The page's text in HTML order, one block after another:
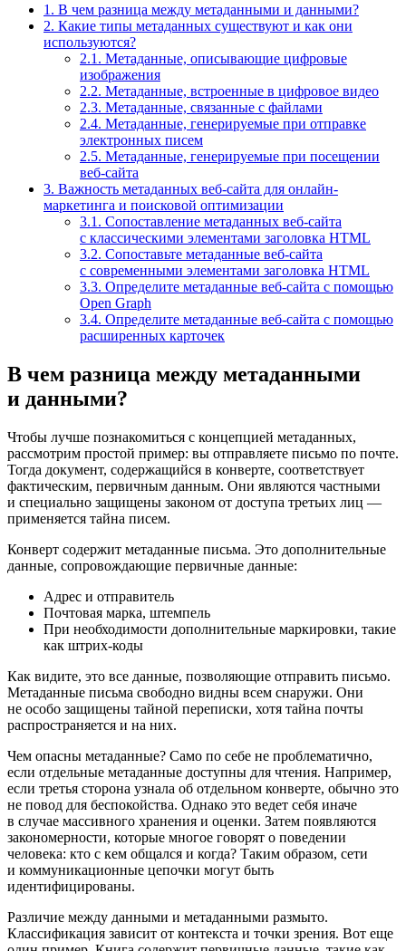
1. В чем разница между метаданными и данными?
2. Какие типы метаданных существуют и как они
используются?
2.1. Метаданные, описывающие цифровые
изображения
2.2. Метаданные, встроенные в цифровое видео
2.3. Метаданные, связанные с файлами
2.4. Метаданные, генерируемые при отправке
электронных писем
2.5. Метаданные, генерируемые при посещении
веб-сайта
3. Важность метаданных веб-сайта для онлайн-
маркетинга и поисковой оптимизации
3.1. Сопоставление метаданных веб-сайта
с классическими элементами заголовка HTML
3.2. Сопоставьте метаданные веб-сайта
с современными элементами заголовка HTML
3.3. Определите метаданные веб-сайта с помощью
Open Graph
3.4. Определите метаданные веб-сайта с помощью
расширенных карточек
В чем разница между метаданными
и данными?
Чтобы лучше познакомиться с концепцией метаданных,
рассмотрим простой пример: вы отправляете письмо по почте.
Тогда документ, содержащийся в конверте, соответствует
фактическим, первичным данным. Они являются частными
и специально защищены законом от доступа третьих лиц —
применяется тайна писем.
Конверт содержит метаданные письма. Это дополнительные
данные, сопровождающие первичные данные:
Адрес и отправитель
Почтовая марка, штемпель
При необходимости дополнительные маркировки, такие
как штрих-коды
Как видите, это все данные, позволяющие отправить письмо.
Метаданные письма свободно видны всем снаружи. Они
не особо защищены тайной переписки, хотя тайна почты
распространяется и на них.
Чем опасны метаданные? Само по себе не проблематично,
если отдельные метаданные доступны для чтения. Например,
если третья сторона узнала об отдельном конверте, обычно это
не повод для беспокойства. Однако это ведет себя иначе
в случае массивного хранения и оценки. Затем появляются
закономерности, которые многое говорят о поведении
человека: кто с кем общался и когда? Таким образом, сети
и коммуникационные цепочки могут быть
идентифицированы.
Различие между данными и метаданными размыто.
Классификация зависит от контекста и точки зрения. Вот еще